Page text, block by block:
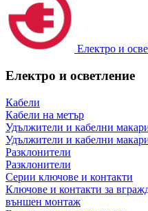
Електро и
Електро и осветление
Кабели
Кабели на метър
Удължители и кабелни
Удължители и кабелни
Разклонители
Разклонители
Серии ключове и контакти
Ключове и контакти за
външен монтаж